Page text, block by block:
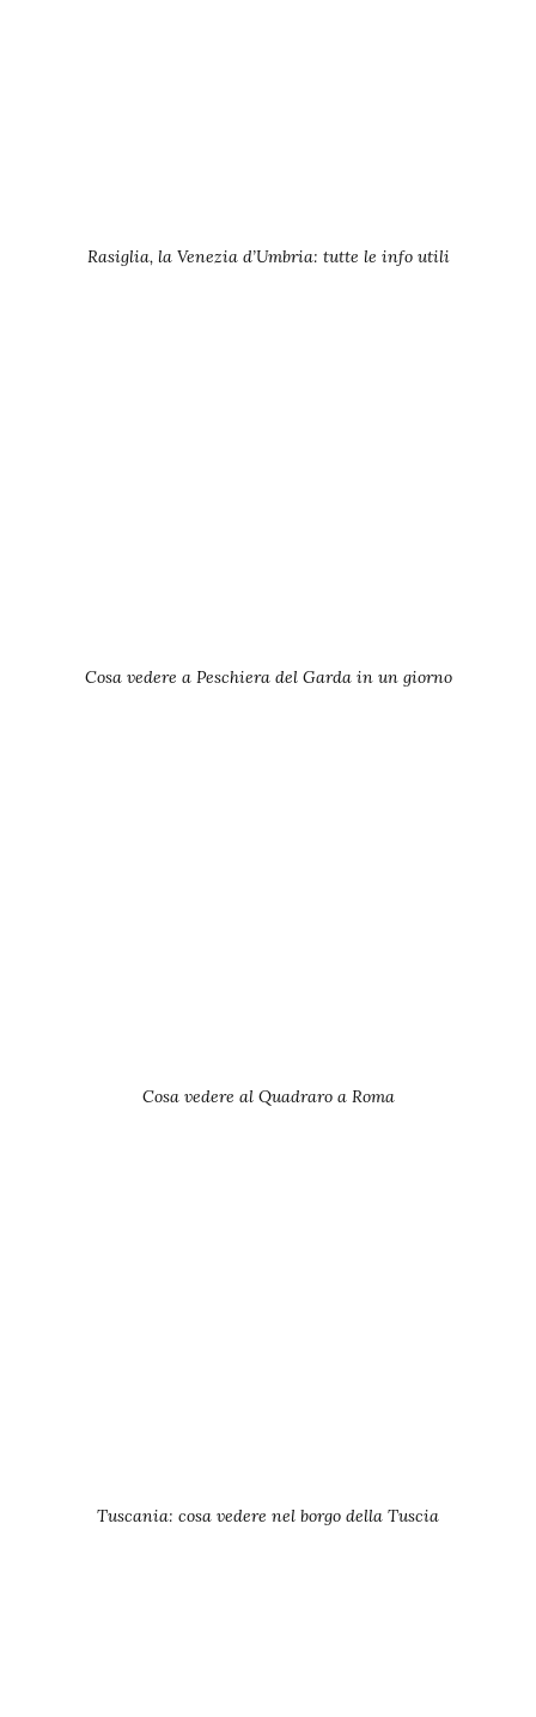
Rasiglia, la Venezia d’Umbria: tutte le info utili
Cosa vedere a Peschiera del Garda in un giorno
Cosa vedere al Quadraro a Roma
Tuscania: cosa vedere nel borgo della Tuscia